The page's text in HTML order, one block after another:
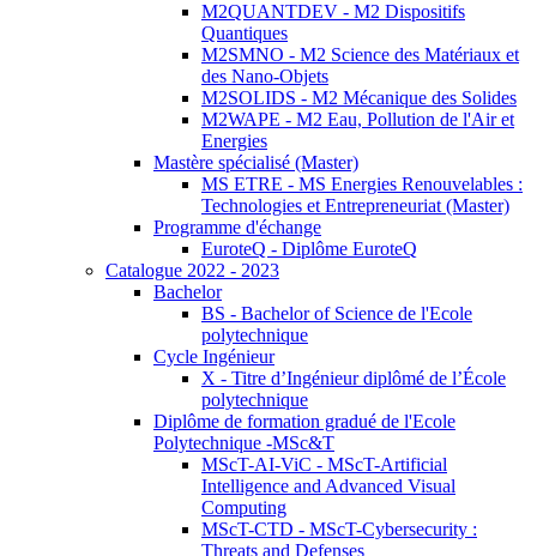
M2QUANTDEV - M2 Dispositifs
Quantiques
M2SMNO - M2 Science des Matériaux et
des Nano-Objets
M2SOLIDS - M2 Mécanique des Solides
M2WAPE - M2 Eau, Pollution de l'Air et
Energies
Mastère spécialisé (Master)
MS ETRE - MS Energies Renouvelables :
Technologies et Entrepreneuriat (Master)
Programme d'échange
EuroteQ - Diplôme EuroteQ
Catalogue 2022 - 2023
Bachelor
BS - Bachelor of Science de l'Ecole
polytechnique
Cycle Ingénieur
X - Titre d’Ingénieur diplômé de l’École
polytechnique
Diplôme de formation gradué de l'Ecole
Polytechnique -MSc&T
MScT-AI-ViC - MScT-Artificial
Intelligence and Advanced Visual
Computing
MScT-CTD - MScT-Cybersecurity :
Threats and Defenses